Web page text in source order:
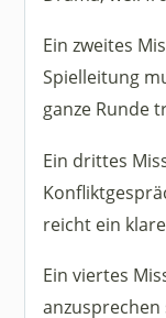
Ein zweites
Spielleitung
ganze Runde
Ein drittes
reicht ein
Ein viertes